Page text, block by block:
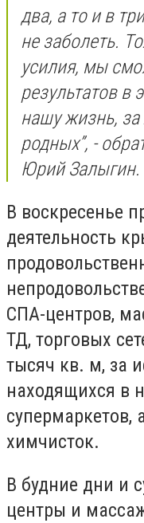
два, а то и в
не заболеть.
усилия, мы
результатов в
нашу жизнь,
родных”, -
Юрий Залыгин.
В воскресенье
деятельность
СПА-центров,
ТД, торговых
тысяч кв. м, за
находящихся в
супермаркетов,
химчисток.
В будние дни и
центры и